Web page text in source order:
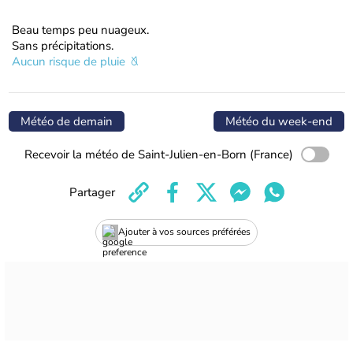
Beau temps peu nuageux.
Sans précipitations.
Aucun risque de pluie
Météo de demain Météo du week-end
Recevoir la météo de Saint-Julien-en-Born (France)
Ajouter à vos sources préférées
Partager